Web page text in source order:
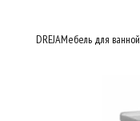
DREJAМебель для ванной